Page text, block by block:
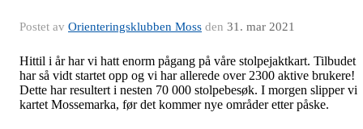
Postet av Orienteringsklubben Moss den 31. mar 2021
Hittil i år har vi hatt enorm pågang på våre stolpejaktkart. Tilbudet
har så vidt startet opp og vi har allerede over 2300 aktive brukere!
Dette har resultert i nesten 70 000 stolpebesøk. I morgen slipper vi
kartet Mossemarka, før det kommer nye områder etter påske.